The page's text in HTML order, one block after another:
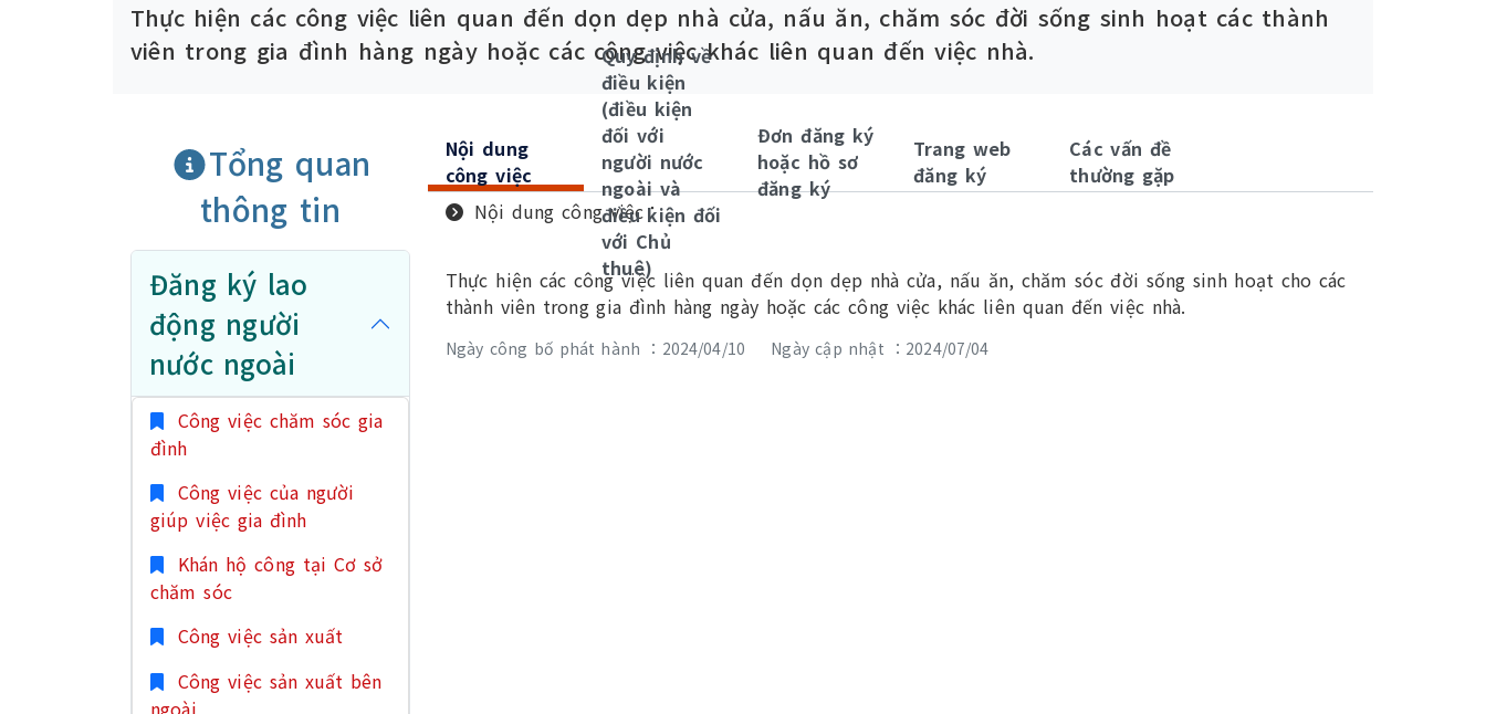
Thực hiện các công việc liên quan đến dọn dẹp nhà cửa, nấu ăn, chăm sóc đời sống sinh hoạt các thành
viên trong gia đình hàng ngày hoặc các công việc khác liên quan đến việc nhà.
Tổng quan
thông tin
Đăng ký lao
động người
nước ngoài
Công việc chăm sóc gia
đình
Công việc của người
giúp việc gia đình
Khán hộ công tại Cơ sở
chăm sóc
Công việc sản xuất
Công việc sản xuất bên
ngoài
Nội dung
công việc
Nội dung công việc：
Thực hiện các công việc liên quan đến dọn dẹp nhà cửa, nấu ăn, chăm sóc đời sống sinh hoạt cho các
thành viên trong gia đình hàng ngày hoặc các công việc khác liên quan đến việc nhà.
Ngày công bố phát hành ：2024/04/10 Ngày cập nhật ：2024/07/04
Quy định về
điều kiện
(điều kiện
đối với
người nước
ngoài và
điều kiện đối
với Chủ
thuê)
Đơn đăng ký
hoặc hồ sơ
đăng ký
Trang web
đăng ký
Các vấn đề
thường gặp